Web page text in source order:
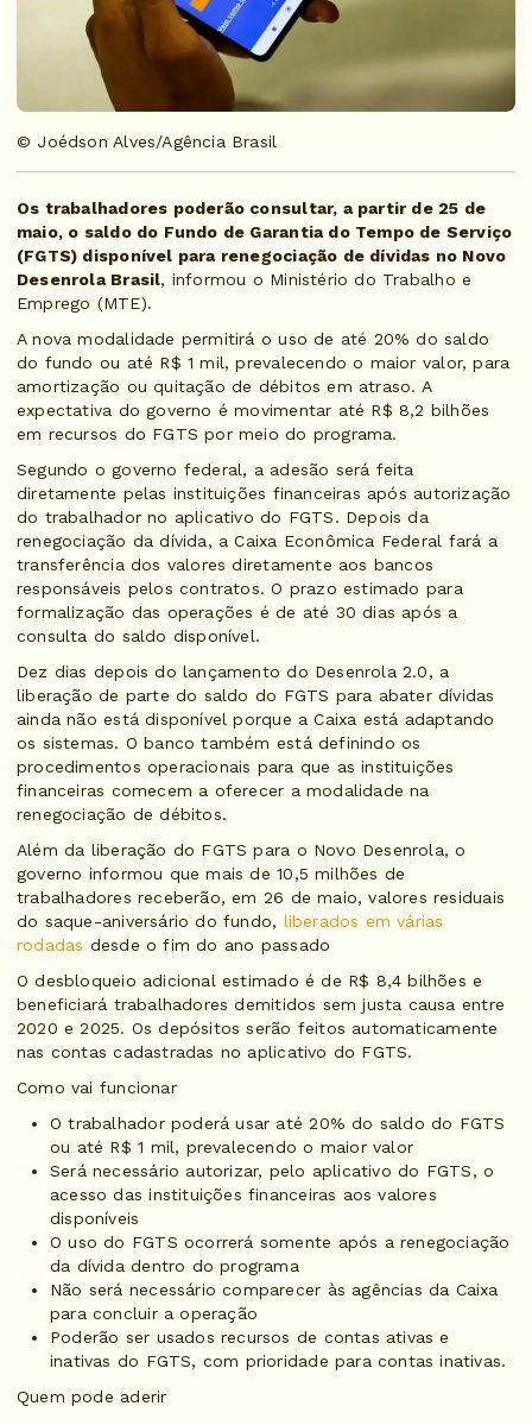
© Joédson Alves/Agência Brasil
Os trabalhadores poderão consultar, a partir de 25 de
maio, o saldo do Fundo de Garantia do Tempo de Serviço
(FGTS) disponível para renegociação de dívidas no Novo
Desenrola Brasil, informou o Ministério do Trabalho e
Emprego (MTE).
A nova modalidade permitirá o uso de até 20% do saldo
do fundo ou até R$ 1 mil, prevalecendo o maior valor, para
amortização ou quitação de débitos em atraso. A
expectativa do governo é movimentar até R$ 8,2 bilhões
em recursos do FGTS por meio do programa.
Segundo o governo federal, a adesão será feita
diretamente pelas instituições financeiras após autorização
do trabalhador no aplicativo do FGTS. Depois da
renegociação da dívida, a Caixa Econômica Federal fará a
transferência dos valores diretamente aos bancos
responsáveis pelos contratos. O prazo estimado para
formalização das operações é de até 30 dias após a
consulta do saldo disponível.
Dez dias depois do lançamento do Desenrola 2.0, a
liberação de parte do saldo do FGTS para abater dívidas
ainda não está disponível porque a Caixa está adaptando
os sistemas. O banco também está definindo os
procedimentos operacionais para que as instituições
financeiras comecem a oferecer a modalidade na
renegociação de débitos.
Além da liberação do FGTS para o Novo Desenrola, o
governo informou que mais de 10,5 milhões de
trabalhadores receberão, em 26 de maio, valores residuais
do saque-aniversário do fundo, liberados em várias
rodadas desde o fim do ano passado
O desbloqueio adicional estimado é de R$ 8,4 bilhões e
beneficiará trabalhadores demitidos sem justa causa entre
2020 e 2025. Os depósitos serão feitos automaticamente
nas contas cadastradas no aplicativo do FGTS.
Como vai funcionar
O trabalhador poderá usar até 20% do saldo do FGTS
ou até R$ 1 mil, prevalecendo o maior valor
Será necessário autorizar, pelo aplicativo do FGTS, o
acesso das instituições financeiras aos valores
disponíveis
O uso do FGTS ocorrerá somente após a renegociação
da dívida dentro do programa
Não será necessário comparecer às agências da Caixa
para concluir a operação
Poderão ser usados recursos de contas ativas e
inativas do FGTS, com prioridade para contas inativas.
Quem pode aderir